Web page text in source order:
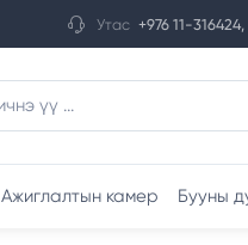
Утас +976 11-
Ажиглалтын камер Бууны